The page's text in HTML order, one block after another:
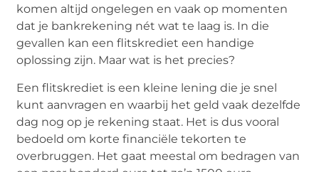
komen altijd ongelegen en vaak op momenten
dat je bankrekening nét wat te laag is. In die
gevallen kan een flitskrediet een handige
oplossing zijn. Maar wat is het precies?
Een flitskrediet is een kleine lening die je snel
kunt aanvragen en waarbij het geld vaak dezelfde
dag nog op je rekening staat. Het is dus vooral
bedoeld om korte financiële tekorten te
overbruggen. Het gaat meestal om bedragen van